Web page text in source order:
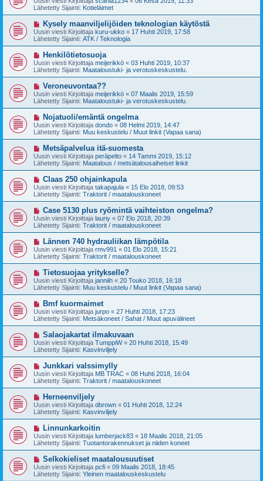
e
s
t
s
i
v
e
s
t
Lähetetty Sijainti: Kotieläimet
U
u
s
i
v
e
s
t
Kysely maanviljelijöiden teknologian käytöstä
Uusin viesti Kirjoittaja kuru-ukko « 17 Huhti 2019, 17:58
Lähetetty Sijainti: ATK / Teknologia
U
u
s
i
v
e
s
t
Henkilötietosuoja
Uusin viesti Kirjoittaja meijerikkö « 03 Huhti 2019, 10:37
Lähetetty Sijainti: Maataloustuki- ja verotuskeskustelu.
U
u
s
i
v
e
s
t
Veroneuvontaa??
Uusin viesti Kirjoittaja meijerikkö « 07 Maalis 2019, 15:59
Lähetetty Sijainti: Maataloustuki- ja verotuskeskustelu.
U
u
s
i
v
e
s
t
Nojatuoli/emäntä ongelma
Uusin viesti Kirjoittaja dondo « 08 Helmi 2019, 14:47
Lähetetty Sijainti: Muu keskustelu / Muut linkit (Vapaa sana)
U
u
s
i
e
s
t
Metsäpalvelua itä-suomesta
Uusin viesti Kirjoittaja peräpelto « 14 Tammi 2019, 15:12
Lähetetty Sijainti: Maatalous / metsätalousaiheiset linkit
U
u
s
i
e
s
t
Claas 250 ohjainkapula
Uusin viesti Kirjoittaja takapajula « 15 Elo 2018, 09:53
Lähetetty Sijainti: Traktorit / maatalouskoneet
U
u
s
i
v
e
s
t
Case 5130 plus ryömintä vaihteiston ongelma?
Uusin viesti Kirjoittaja lauriy « 07 Elo 2018, 20:39
Lähetetty Sijainti: Traktorit / maatalouskoneet
U
u
s
i
v
e
s
t
Lännen 740 hydrauliikan lämpötila
Uusin viesti Kirjoittaja rmv991 « 01 Elo 2018, 15:21
Lähetetty Sijainti: Traktorit / maatalouskoneet
U
u
s
i
v
e
s
t
Tietosuojaa yritykselle?
Uusin viesti Kirjoittaja janniih « 20 Touko 2018, 16:18
Lähetetty Sijainti: Muu keskustelu / Muut linkit (Vapaa sana)
U
u
s
i
v
e
s
t
Bmf kuormaimet
Uusin viesti Kirjoittaja jurpo « 27 Huhti 2018, 17:23
Lähetetty Sijainti: Metsäkoneet / Sahat / Muut apuvälineet
U
u
s
i
e
s
t
Salaojakartat ilmakuvaan
Uusin viesti Kirjoittaja TumppiW« 20 Huhti 2018, 15:49
Lähetetty Sijainti: Kasvinviljely
U
u
s
i
v
e
s
t
Junkkari valssimylly
Uusin viesti Kirjoittaja MB TRAC « 08 Huhti 2018, 16:04
Lähetetty Sijainti: Traktorit / maatalouskoneet
U
u
s
i
v
e
s
t
Herneenviljely
Uusin viesti Kirjoittaja dbrown « 01 Huhti 2018, 12:24
Lähetetty Sijainti: Kasvinviljely
U
u
s
i
v
e
s
Linnunkarkoitin
Uusin viesti Kirjoittaja lumberjack83 « 18 Maalis 2018, 21:05
Lähetetty Sijainti: Tuotantorakennukset ja niiden koneet
U
u
s
i
Selkokieliset maatalousuutiset
Uusin viesti Kirjoittaja pcfi « 09 Maalis 2018, 18:45
Lähetetty Sijainti: Yleinen maatalouskeskustelu